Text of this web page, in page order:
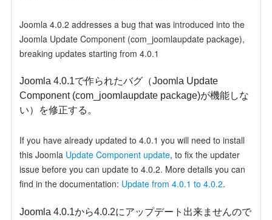
Joomla 4.0.2 addresses a bug that was introduced into the
Joomla Update Component (com_joomlaupdate package),
breaking updates starting from 4.0.1
Joomla 4.0.1で作られたバグ（Joomla Update
Component (com_joomlaupdate package)が機能しな
い）を修正する。
If you have already updated to 4.0.1 you will need to install
this Joomla Update Component update, to fix the updater
issue before you can update to 4.0.2. More details you can
find in the documentation: Update from 4.0.1 to 4.0.2.
Joomla 4.0.1から4.0.2にアップデート出来ませんので